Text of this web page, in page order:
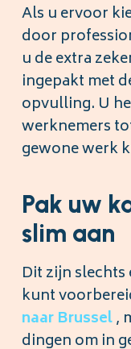
Als u ervoor
door
u de extra
ingepakt met
opvulling. U
werknemers
gewone werk
Pak uw
slim aan
Dit zijn
kunt
naar Brussel,
dingen om in